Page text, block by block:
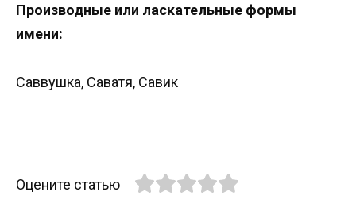
Производные или ласкательные формы
имени:
Саввушка, Саватя, Савик
Оцените статью